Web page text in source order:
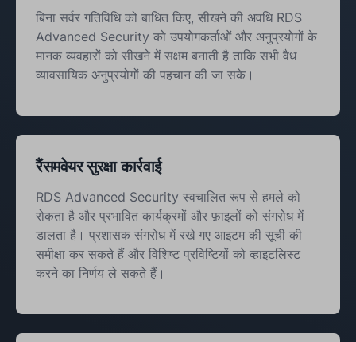
बिना सर्वर गतिविधि को बाधित किए, सीखने की अवधि RDS
Advanced Security को उपयोगकर्ताओं और अनुप्रयोगों के
मानक व्यवहारों को सीखने में सक्षम बनाती है ताकि सभी वैध
व्यावसायिक अनुप्रयोगों की पहचान की जा सके।
रैंसमवेयर सुरक्षा कार्रवाई
RDS Advanced Security स्वचालित रूप से हमले को
रोकता है और प्रभावित कार्यक्रमों और फ़ाइलों को संगरोध में
डालता है। प्रशासक संगरोध में रखे गए आइटम की सूची की
समीक्षा कर सकते हैं और विशिष्ट प्रविष्टियों को व्हाइटलिस्ट
करने का निर्णय ले सकते हैं।